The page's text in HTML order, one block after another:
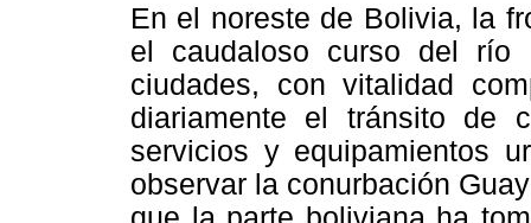
En el noreste de Bolivia, la
el caudaloso curso del
ciudades, con vitalidad
diariamente el tránsito de
servicios y equipamientos
observar la conurbación